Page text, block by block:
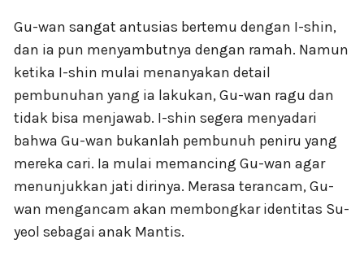
Gu-wan sangat antusias bertemu dengan I-shin,
dan ia pun menyambutnya dengan ramah. Namun
ketika I-shin mulai menanyakan detail
pembunuhan yang ia lakukan, Gu-wan ragu dan
tidak bisa menjawab. I-shin segera menyadari
bahwa Gu-wan bukanlah pembunuh peniru yang
mereka cari. Ia mulai memancing Gu-wan agar
menunjukkan jati dirinya. Merasa terancam, Gu-
wan mengancam akan membongkar identitas Su-
yeol sebagai anak Mantis.